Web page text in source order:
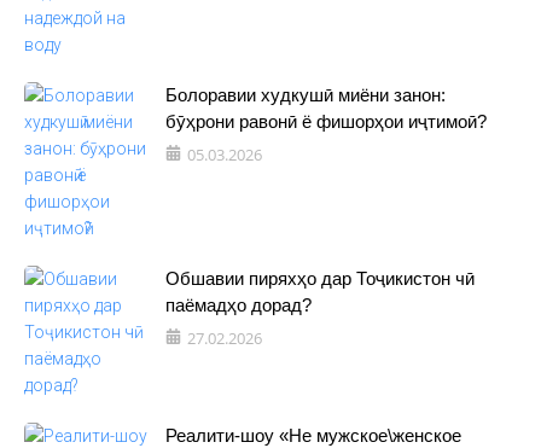
Болоравии худкушӣ миёни занон:
бӯҳрони равонӣ ё фишорҳои иҷтимоӣ?
05.03.2026
Обшавии пиряхҳо дар Тоҷикистон чӣ
паёмадҳо дорад?
27.02.2026
Реалити-шоу «Не мужское\женское